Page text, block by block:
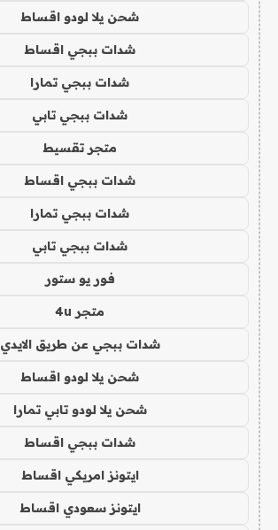
شحن يلا لودو اقساط
شدات ببجي اقساط
شدات ببجي تمارا
شدات ببجي تابي
متجر تقسيط
شدات ببجي اقساط
شدات ببجي تمارا
شدات ببجي تابي
فور يو ستور
متجر 4u
شدات ببجي عن طريق الايدي
شحن يلا لودو اقساط
شحن يلا لودو تابي تمارا
شدات ببجي اقساط
ايتونز امريكي اقساط
ايتونز سعودي اقساط